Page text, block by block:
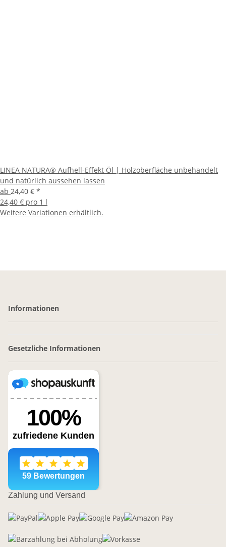
LINEA NATURA® Aufhell-Effekt Öl | Holzoberfläche unbehandelt
und natürlich aussehen lassen
ab 24,40 € *
24,40 € pro 1 l
Weitere Variationen erhältlich.
Informationen
Gesetzliche Informationen
Zahlung und Versand